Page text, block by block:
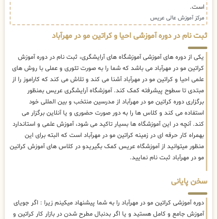
است.
مرکز آموزش عالی عریس
ثبت نام در دوره آموزشی احیا و کراتین مو در مهرآباد
یکی از دوره های آموزشی آموزشگاه های آرایشگری، ثبت نام در دوره آموزش
کراتین مو در مهرآباد می باشد که شما را به صورت تئوری و عملی با روش های
علمی احیا و کراتین مو در مهرآباد آشنا می کند و تلاش می کند که کاراموز را از
مبتدی تا سطوح پیشرفته کمک کند. آموزشگاه آرایشگری عریس بمنظور
برگزاری دوره کراتین مو در مهرآباد از مدرسین منتخب و بین المللی خود
استفاده می کند و کلاس ها را به دور صورت حضوری و یا آنلاین برگزار می
کند. آنچه در این آموزشگاه ها بسیار تاکید می شود، آموزش علمی و استاندارد
بهمراه کار حرفه ای در زمینه کراتین مو در مهرآباد است که البته برای این
منظور میتوانید از آموزشگاه عریس کمک بگیریدو در کلاس های آموزش کراتین
مو در مهرآباد ثبت نام نمایید.
سخن پایانی
دوره آموزشی کراتین مو در مهرآباد را به شما پیشنهاد میکینم زیرا : اگر جویای
آموزش جامع و کامل هستید و یا اگر بدنبال مطرح شدن در بازار کار کراتین و